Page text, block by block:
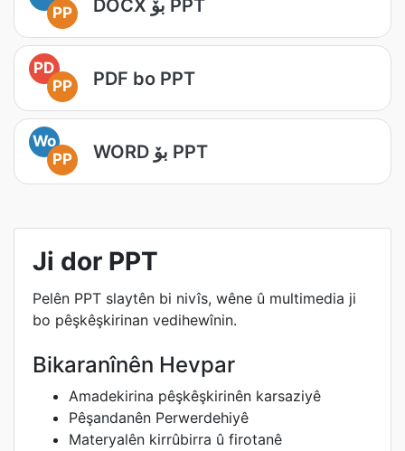
PP
DOCX بۆ PPT
PD
PP
PDF bo PPT
Wo
PP
WORD بۆ PPT
Ji dor PPT
Pelên PPT slaytên bi nivîs, wêne û multimedia ji
bo pêşkêşkirinan vedihewînin.
Bikaranînên Hevpar
Amadekirina pêşkêşkirinên karsaziyê
Pêşandanên Perwerdehiyê
Materyalên kirrûbirra û firotanê